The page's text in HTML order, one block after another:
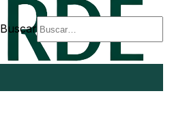
Buscar